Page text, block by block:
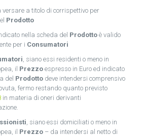
versare a titolo di corrispettivo per
Prodotto
nella scheda del Prodottoè valido
per i Consumatori
, siano essi residenti o meno in
il Prezzoespresso in Euro ed indicato
del Prodottodeve intendersi comprensivo
fermo restando quanto previsto
in materia di oneri derivanti
, siano essi domiciliati o meno in
il Prezzo– da intendersi al netto di